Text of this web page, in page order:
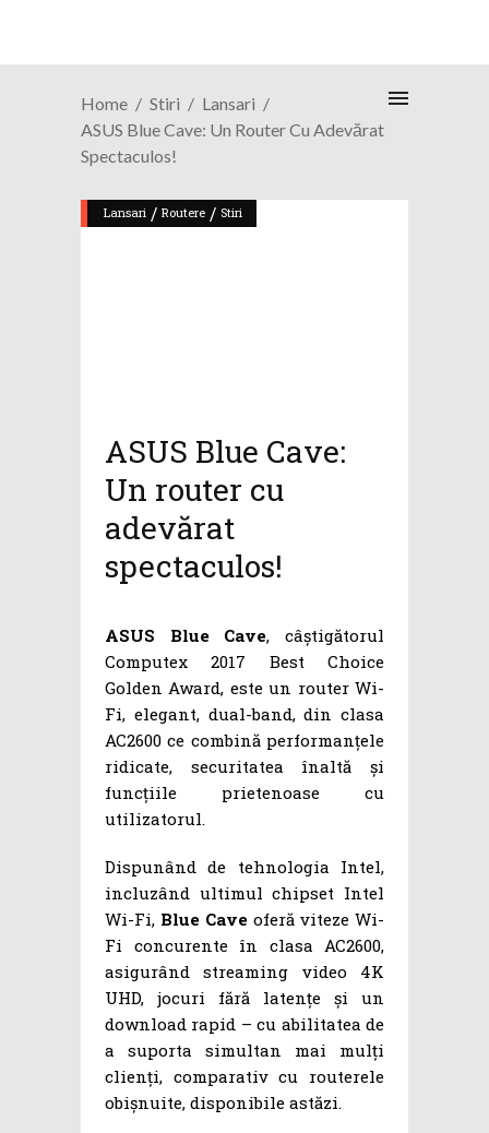
Home Stiri
Lansari
ASUS Blue Cave: Un Router Cu Adevărat
Spectaculos!
Lansari / Routere / Stiri
ASUS Blue Cave:
Un router cu
adevărat
spectaculos!
ASUS Blue Cave, câștigătorul
Computex 2017 Best Choice
Golden Award, este un router Wi-
Fi, elegant, dual-band, din clasa
AC2600 ce combină performanțele
ridicate, securitatea înaltă și
funcțiile prietenoase cu
utilizatorul.
Dispunând de tehnologia Intel,
incluzând ultimul chipset Intel
Wi-Fi, Blue Cave oferă viteze Wi-
Fi concurente în clasa AC2600,
asigurând streaming video 4K
UHD, jocuri fără latențe și un
download rapid – cu abilitatea de
a suporta simultan mai mulți
clienți, comparativ cu routerele
obișnuite, disponibile astăzi.